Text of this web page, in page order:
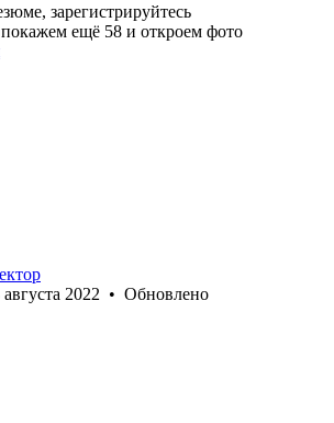
зарегистрируйтесь
ещё 58 и откроем фото
августа 2022 • Обновлено